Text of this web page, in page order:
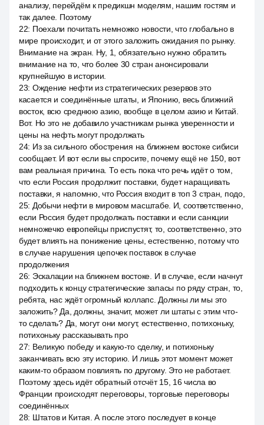
анализу, перейдём к предикшн моделям, нашим гостям и
так далее. Поэтому
22: Поехали почитать немножко новости, что глобально в
мире происходит, и от этого заложить ожидания по рынку.
Внимание на экран. Ну, 1, обязательно нужно обратить
внимание на то, что более 30 стран анонсировали
крупнейшую в истории.
23: Ождение нефти из стратегических резервов это
касается и соединённые штаты, и Японию, весь ближний
восток, всю среднюю азию, вообще в целом азию и Китай.
Вот. Но это не добавило участникам рынка уверенности и
цены на нефть могут продолжать
24: Из за сильного обострения на ближнем востоке сибиси
сообщает. И вот если вы спросите, почему ещё не 150, вот
вам реальная причина. То есть пока что речь идёт о том,
что если Россия продолжит поставки, будет наращивать
поставки, я напомню, что Россия входит в топ 3 стран, подо,
25: Добычи нефти в мировом масштабе. И, соответственно,
если Россия будет продолжать поставки и если санкции
немножечко европейцы приспустят, то, соответственно, это
будет влиять на понижение цены, естественно, потому что
в случае нарушения цепочек поставок в случае
продолжения
26: Эскалации на ближнем востоке. И в случае, если начнут
подходить к концу стратегические запасы по ряду стран, то,
ребята, нас ждёт огромный коллапс. Должны ли мы это
заложить? Да, должны, значит, может ли штаты с этим что-
то сделать? Да, могут они могут, естественно, потихоньку,
потихоньку рассказывать про
27: Великую победу и какую-то сделку, и потихоньку
заканчивать всю эту историю. И лишь этот момент может
каким-то образом повлиять по другому. Это не работает.
Поэтому здесь идёт обратный отсчёт 15, 16 числа во
Франции происходят переговоры, торговые переговоры
соединённых
28: Штатов и Китая. А после этого последует в конце